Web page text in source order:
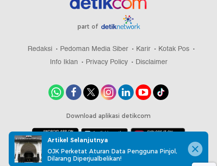
part of
Redaksi Pedoman Media Siber Karir
Kotak Pos
Info Iklan
Privacy Policy Disclaimer
Download aplikasi detikcom
Copyright @ 2026 detikcom, All right reserved
Artikel Selanjutnya
OJK Perketat Aturan Data Pengguna Pinjol,
Dilarang Diperjualbelikan!